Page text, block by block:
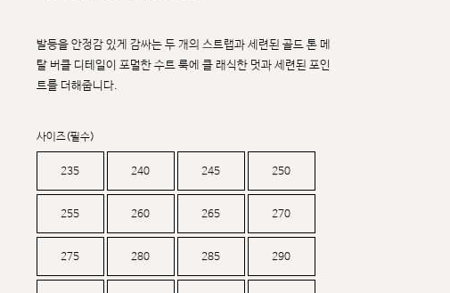
발등을 안정감 있게 감싸는 두 개의 스트랩과 세련된 골드 톤 메
탈 버클 디테일이 포멀한 수트 룩에 클 래식한 멋과 세련된 포인
트를 더해줍니다.
사이즈(필수)
235 240 245 250
255 260 265 270
275 280 285 290